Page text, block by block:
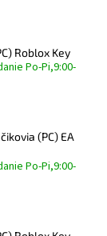
Roblox Key
Po-Pi,9:00-
(PC) EA
Po-Pi,9:00-